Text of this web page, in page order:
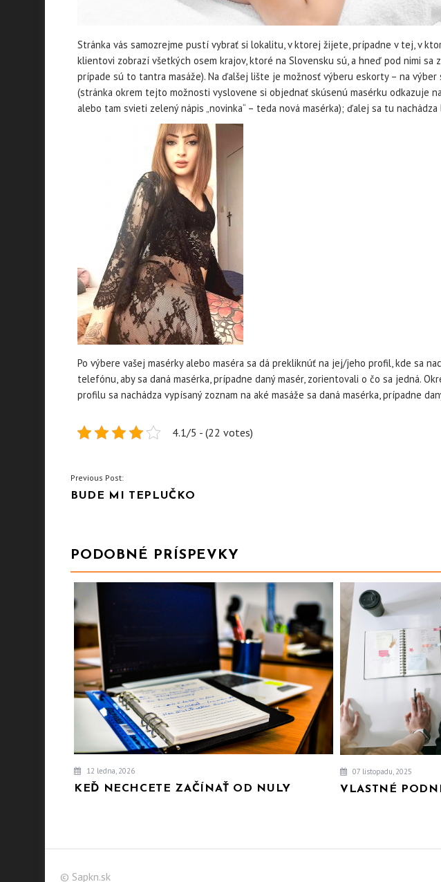
Stránka vás samozrejme pustí vybrať si lokalitu, v ktorej žijete, prípadne v tej, v
klientovi zobrazí všetkých osem krajov, ktoré na Slovensku sú, a hneď pod nimi
prípade sú to tantra masáže). Na ďalšej lište je možnosť výberu eskorty – na
(stránka okrem tejto možnosti vyslovene si objednať skúsenú masérku odkazuje
alebo tam svieti zelený nápis „novinka“ – teda nová masérka); ďalej sa tu
Po výbere vašej masérky alebo maséra sa dá prekliknúť na jej/jeho profil, kde sa
telefónu, aby sa daná masérka, prípadne daný masér, zorientovali o čo sa jedná.
profilu sa nachádza vypísaný zoznam na aké masáže sa daná masérka, prípadne
4.1/5 - (22 votes)
NAVIGACE
PRO
Previous Post:
BUDE MI TEPLUČKO
PODOBNÉ PRÍSPEVKY
12 ledna, 2026
KEĎ NECHCETE ZAČÍNAŤ OD NULY
07 listopadu, 2025
VLASTNÉ
© Sapkn.sk